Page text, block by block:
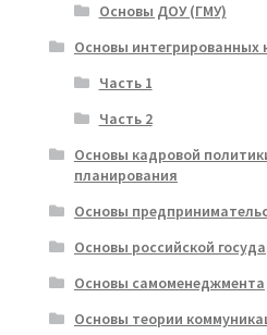
Основы ДОУ (ГМУ)
Основы интегрированных
Часть 1
Часть 2
Основы кадровой
планирования
Основы
Основы российской
Основы самоменеджмента
Основы теории